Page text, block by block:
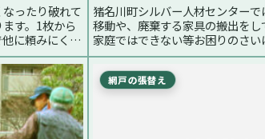
ったり破れて
す。1枚から
に頼みにくい
い。先日は、
猪名川町シルバー人材センター
移動や、廃棄する家具の搬出を
家庭ではできない等お困りのさ
ださい。先日は、箪笥、食器棚
の家具を搬出しました。費用の目
網戸の張替え